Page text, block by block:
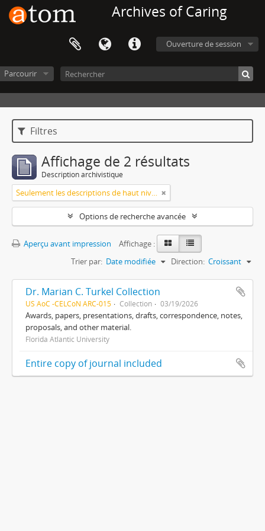
Archives of Caring
Ouverture de session
Parcourir
Filtres
Affichage de 2 résultats
Description archivistique
Seulement les descriptions de haut niveau
Options de recherche avancée
Aperçu avant impression
Affichage :
Trier par: Date modifiée Direction: Croissant
Dr. Marian C. Turkel Collection
US AoC -CELCoN ARC-015 Collection 03/19/2026
Awards, papers, presentations, drafts, correspondence, notes,
proposals, and other material.
Florida Atlantic University
Entire copy of journal included